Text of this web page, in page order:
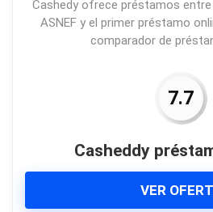
Cashedy ofrece préstamos
ASNEF y el primer préstamo
comparador de
7.7
Casheddy
VER